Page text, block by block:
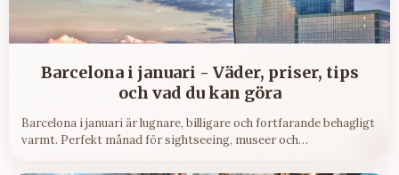
Barcelona i januari - Väder, priser, tips
och vad du kan göra
Barcelona i januari är lugnare, billigare och fortfarande behagligt
varmt. Perfekt månad för sightseeing, museer och